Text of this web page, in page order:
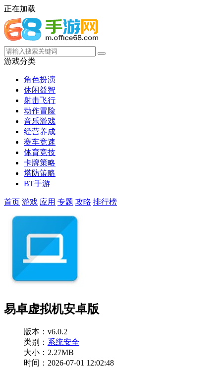
正在加载
游戏分类
角色扮演
休闲益智
射击飞行
动作冒险
音乐游戏
经营养成
赛车竞速
体育竞技
卡牌策略
塔防策略
BT手游
首页 游戏 应用 专题 攻略 排行榜
易卓虚拟机安卓版
版本：v6.0.2
类别： 系统安全
大小：2.27MB
时间：2026-07-01 12:02:48